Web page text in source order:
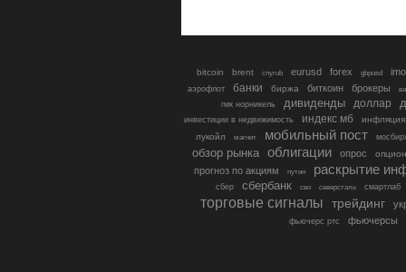
bitcoin brent cnyrub eurusd forex gbpusd
аэрофлот банки биржа биткоин брокеры
гмк норникель
дивиденды доллар
инвестиции в недвижимость индекс мб
инфляция
лукойл
магнит мобильный пост
обзор рынка облигации опрос
прогноз по акциям путин раскрытие
сбер сбербанк сво северсталь смартлаб
торговые сигналы трейдинг
фьючерс ртс фьючерсы